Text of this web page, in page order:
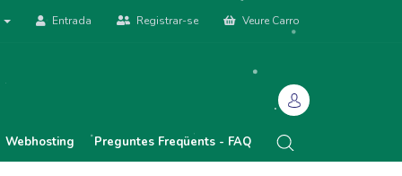
Entrada Registrar-se Veure Carro
Webhosting Preguntes Freqüents - FAQ